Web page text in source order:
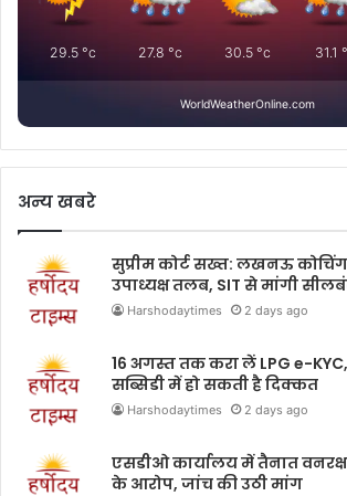
29.5°c 27.8 °c 30.5°c 31.1
WorldWeatherOnline.com
अन्य खबरे
सुप्रीम कोर्ट सख्त: लखनऊ
उपाध्यक्ष तलब, SIT से मांगी
Harshodaytimes 2 days ago
16 अगस्त तक करा लें LPG e-
सब्सिडी में हो सकती है दिक्कत
Harshodaytimes 2 days ago
एसडीओ कार्यालय में तैनात
के आरोप, जांच की उठी मांग